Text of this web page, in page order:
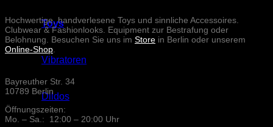
Toys
Vibratoren
Dildos
Hochwertige, handverlesene Toys und sinnliche Accessoires.
Clubwear & Fashionlooks. Equipment zur Bestrafung oder
Belohnung. Besuchen Sie uns im Store in Berlin oder unserem
Online-Shop
Bayreuther Str. 34
10789 Berlin
Öffnungszeiten:
Mo. – Sa.: 12:00 – 20:00 Uhr